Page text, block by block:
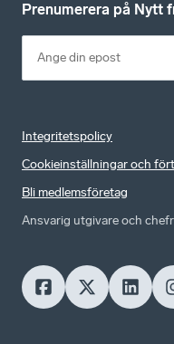
Prenumerera på Nytt
Integritetspolicy
Cookieinställningar och
Bli medlemsföretag
Ansvarig utgivare och